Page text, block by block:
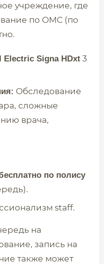
учреждение, где
по ОМС (по
Electric Signa HDxt 3
Обследование
сложные
врача,
по полису
staff.
на
запись на
также может